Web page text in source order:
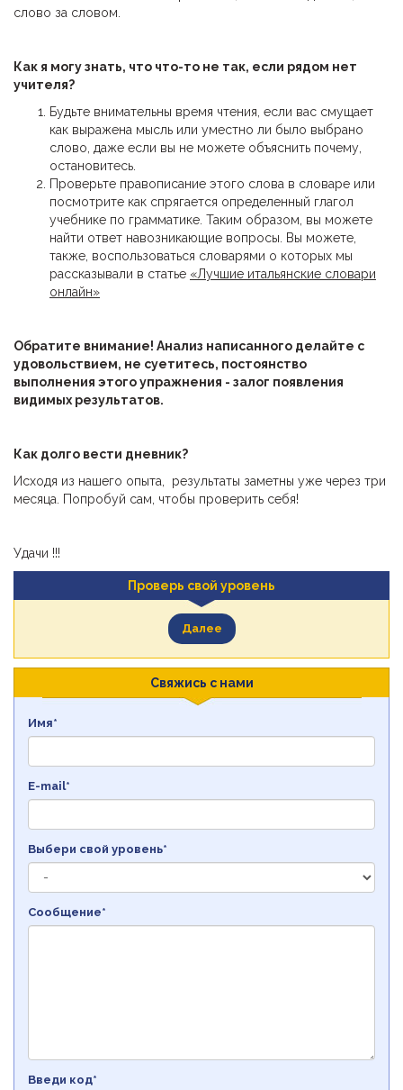
слово за словом.
Как я могу знать, что что-то не так, если рядом нет
учителя?
Будьте внимательны время чтения, если вас смущает
как выражена мысль или уместно ли было выбрано
слово, даже если вы не можете объяснить почему,
остановитесь.
Проверьте правописание этого слова в словаре или
посмотрите как спрягается определенный глагол
учебнике по грамматике. Таким образом, вы можете
найти ответ навозникающие вопросы. Вы можете,
также, воспользоваться словарями о которых мы
рассказывали в статье «Лучшие итальянские словари
онлайн»
Обратите внимание! Анализ написанного делайте с
удовольствием, не суетитесь, постоянство
выполнения этого упражнения - залог появления
видимых результатов.
Как долго вести дневник?
Исходя из нашего опыта, результаты заметны уже через три
месяца. Попробуй сам, чтобы проверить себя!
Удачи !!!
Проверь свой уровень
Далее
Свяжись с нами
Имя*
E-mail*
Выбери свой уровень*
Сообщение*
Введи код*